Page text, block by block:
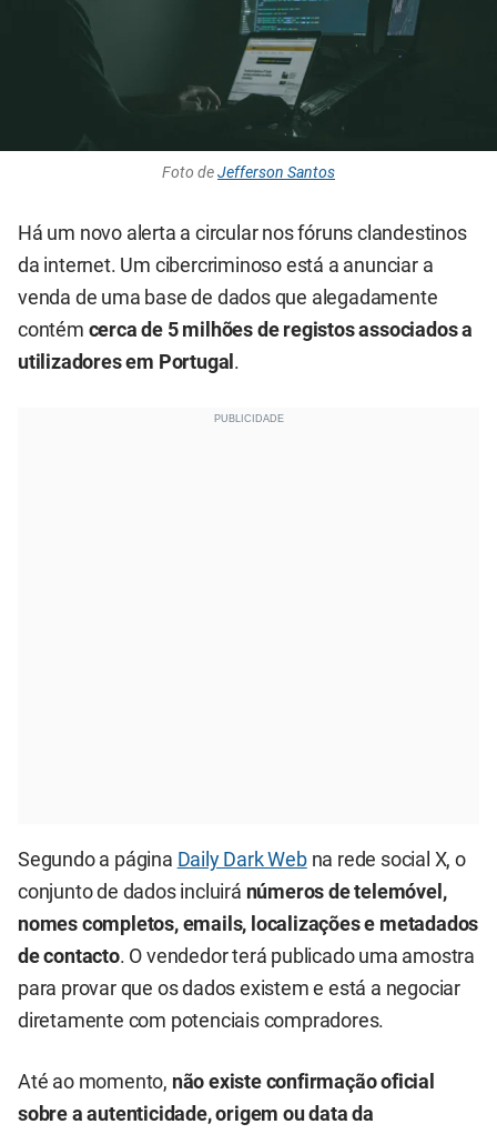
Foto deJefferson Santos
Há um novo alerta a circular nos fóruns clandestinos
da internet. Um cibercriminoso está a anunciar a
venda de uma base de dados que alegadamente
contém cerca de 5 milhões de registos associados a
utilizadores em Portugal .
Segundo a página Daily Dark Webna rede social X, o
conjunto de dados incluirá números de telemóvel,
nomes completos, emails, localizações e metadados
de contacto. O vendedor terá publicado uma amostra
para provar que os dados existem e está a negociar
diretamente com potenciais compradores.
Até ao momento, não existe confirmação oficial
sobre a autenticidade, origem ou data da